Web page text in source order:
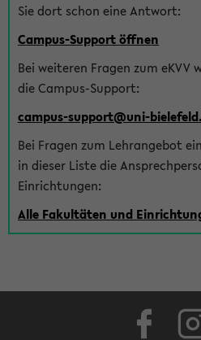
Sie dort schon eine Antwort:
Campus-Support öffnen
Bei weiteren Fragen zum eKVV
die Campus-Support:
campus-support@uni-
Bei Fragen zum Lehrangebot
in dieser Liste die
Einrichtungen:
Alle Fakultäten und